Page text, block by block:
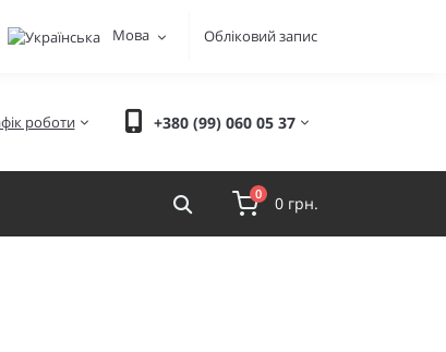
Мова Обліковий запис
роботи +380 (99) 060 05 37
0 0 грн.